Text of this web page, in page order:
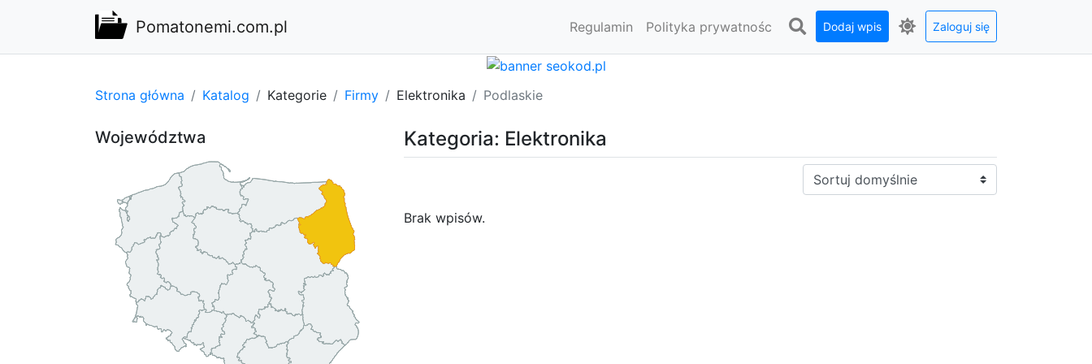
Pomatonemi.com.pl Regulamin Polityka prywatnośc Dodaj wpis Zaloguj się
Strona główna Katalog Kategorie Firmy Elektronika Podlaskie
Kategoria: Elektronika
Sortuj:
Brak wpisów.
Województwa